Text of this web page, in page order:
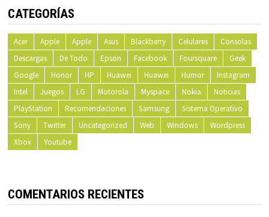
CATEGORÍAS
Acer Apple Apple Asus Blackberry Celulares
Consolas
Descargas
De Todo Epson Facebook Foursquare
Geek
Google
Honor HP Huawei Huawei Humor
Instagram
Intel
Juegos LG Motorola Myspace Nokia
Noticias
PlayStation
Recomendaciones Samsung
Sistema Operativo
Sony
Twitter Uncategorized Web Windows
Wordpress
Xbox
Youtube
COMENTARIOS RECIENTES